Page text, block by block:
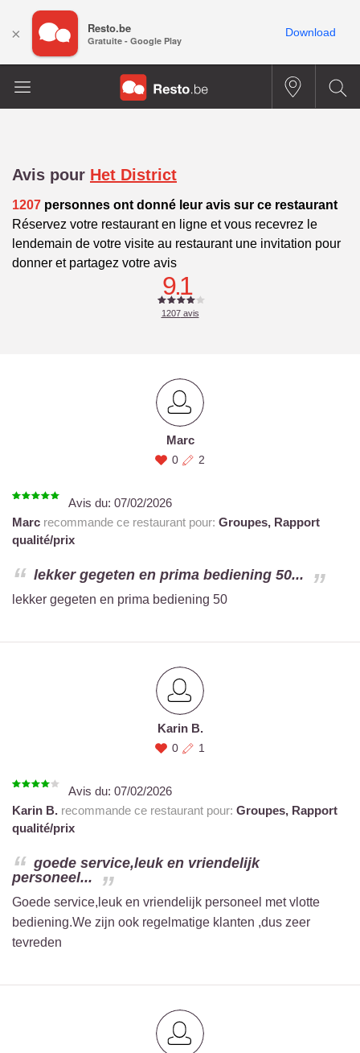
Avis pour Het District
1207 personnes ont donné leur avis sur ce restaurant
Réservez votre restaurant en ligne et vous recevrez le
lendemain de votre visite au restaurant une invitation pour
donner et partagez votre avis
9.1
1207avis
Marc
0 2
Avis du: 07/02/2026
Marc recommande ce restaurant pour: Groupes, Rapport
qualité/prix
lekker gegeten en prima bediening 50...
lekker gegeten en prima bediening 50
Karin B.
0 1
Avis du: 07/02/2026
Karin B. recommande ce restaurant pour: Groupes, Rapport
qualité/prix
goede service,leuk en vriendelijk
personeel...
Goede service,leuk en vriendelijk personeel met vlotte
bediening.We zijn ook regelmatige klanten ,dus zeer
tevreden
× Resto.be
Gratuite - Google Play
Download